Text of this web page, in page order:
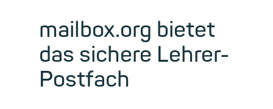
mailbox.org bietet
das sichere Lehrer-
Postfach